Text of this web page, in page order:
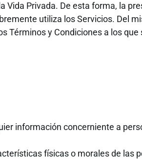
Vida Privada. De esta forma, la
utiliza los Servicios. Del
Términos y Condiciones a los que
información concerniente a
físicas o morales de las